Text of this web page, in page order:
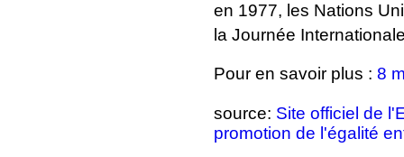
en 1977, les Nations
la Journée
Pour en savoir plus : 8
source: Site officiel de
promotion de l'égalité